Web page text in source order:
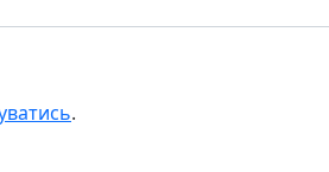
.